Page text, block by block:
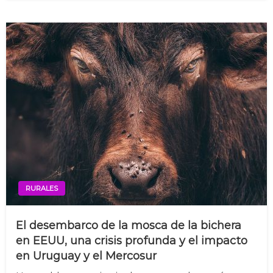
RURALES
El desembarco de la mosca de la bichera
en EEUU, una crisis profunda y el impacto
en Uruguay y el Mercosur